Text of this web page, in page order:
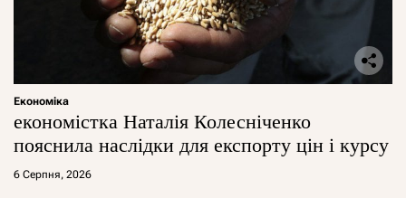
Економіка
економістка Наталія Колесніченко
пояснила наслідки для експорту цін і курсу
6 Серпня, 2026